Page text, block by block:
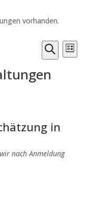
vorhanden.
Suche
und
Suche
Liste
in
nach Anmeldung